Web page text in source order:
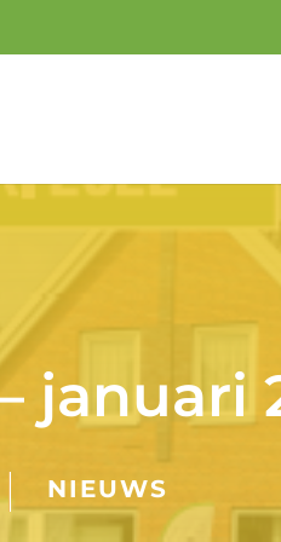
januari
NIEUWS